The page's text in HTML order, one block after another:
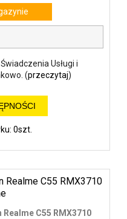
Usługi i
(przeczytaj)
0szt.
C55 RMX3710